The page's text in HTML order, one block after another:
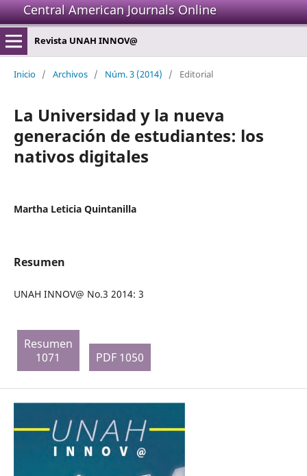
Central American Journals Online
Revista UNAH INNOV@
Inicio / Archivos / Núm. 3 (2014) / Editorial
La Universidad y la nueva
generación de estudiantes: los
nativos digitales
Martha Leticia Quintanilla
Resumen
UNAH INNOV@ No.3 2014: 3
Resumen
1071
PDF 1050